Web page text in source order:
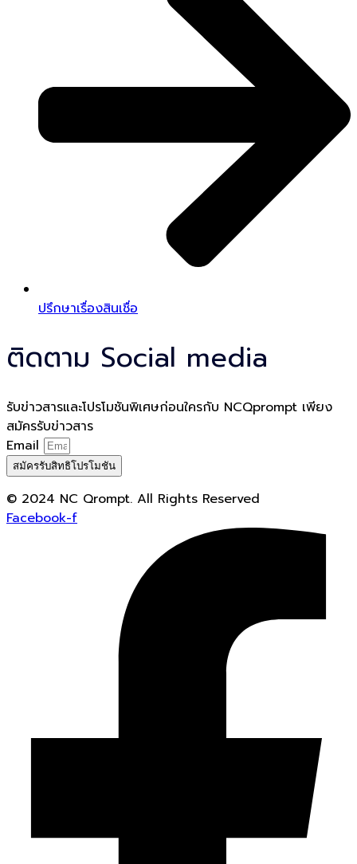
ปรึกษาเรื่องสินเชื่อ
ติดตาม Social media
รับข่าวสารและโปรโมชันพิเศษก่อนใครกับ NCQprompt เพียง
สมัครรับข่าวสาร
Email
สมัครรับสิทธิโปรโมชัน
© 2024 NC Qrompt. All Rights Reserved
Facebook-f